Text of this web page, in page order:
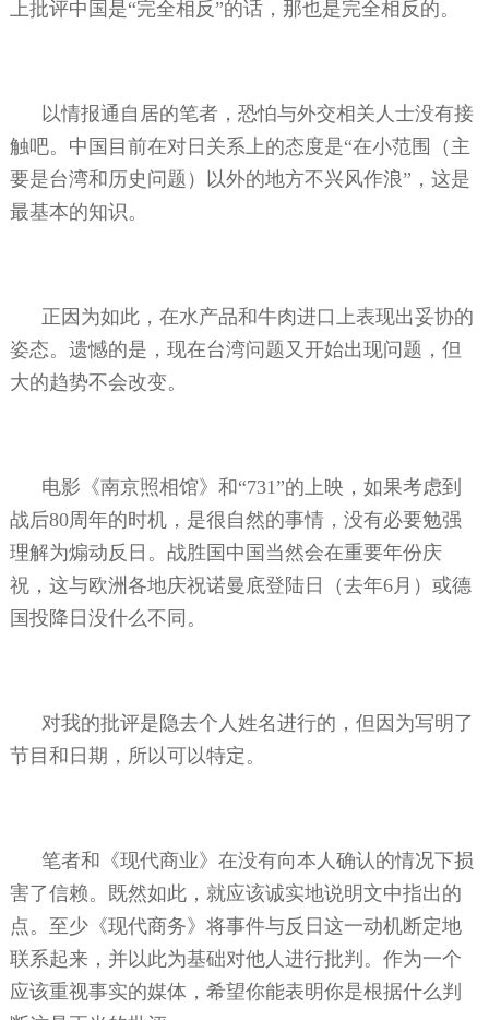
上批评中国是“完全相反”的话，那也是完全相反的。
以情报通自居的笔者，恐怕与外交相关人士没有接
触吧。中国目前在对日关系上的态度是“在小范围（主
要是台湾和历史问题）以外的地方不兴风作浪”，这是
最基本的知识。
正因为如此，在水产品和牛肉进口上表现出妥协的
姿态。遗憾的是，现在台湾问题又开始出现问题，但
大的趋势不会改变。
电影《南京照相馆》和“731”的上映，如果考虑到
战后80周年的时机，是很自然的事情，没有必要勉强
理解为煽动反日。战胜国中国当然会在重要年份庆
祝，这与欧洲各地庆祝诺曼底登陆日（去年6月）或德
国投降日没什么不同。
对我的批评是隐去个人姓名进行的，但因为写明了
节目和日期，所以可以特定。
笔者和《现代商业》在没有向本人确认的情况下损
害了信赖。既然如此，就应该诚实地说明文中指出的
点。至少《现代商务》将事件与反日这一动机断定地
联系起来，并以此为基础对他人进行批判。作为一个
应该重视事实的媒体，希望你能表明你是根据什么判